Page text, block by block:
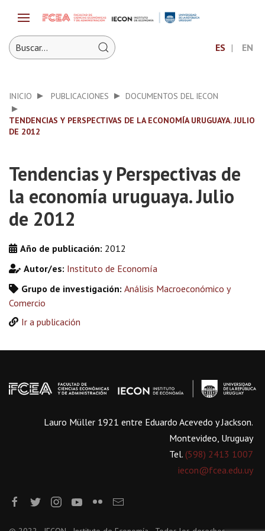
ES EN
INICIO PUBLICACIONES DOCUMENTOS DEL IECON
TENDENCIAS Y PERSPECTIVAS DE LA ECONOMÍA URUGUAYA. JULIO
DE 2012
Tendencias y Perspectivas de
la economía uruguaya. Julio
de 2012
Año de publicación: 2012
Autor/es: Instituto de Economía
Grupo de investigación: Análisis Macroeconómico y
Comercio
Ir a publicación
Lauro Müller 1921 entre Eduardo Acevedo y Jackson.
Montevideo, Uruguay
Tel. (598) 2413 1007
iecon@fcea.edu.uy